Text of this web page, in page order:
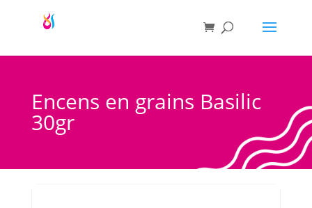
Encens en grains Basilic
30gr